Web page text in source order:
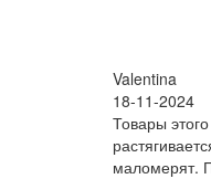
Valentina
18-11-2024
Товары
маломерят.